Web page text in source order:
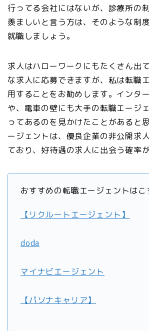
行ってる会社にはないが、診療所の
羨ましいと言う方は、そのような制
就職しましょう。
求人はハローワークにもたくさん出
な求人に応募できますが、私は転職
用することをお勧めします。インタ
や、電車の壁にも大手の転職エージ
ってあるのを見かけたことがあると
ージェントは、優良企業の非公開求
ており、好待遇の求人に出会う確率
おすすめの転職エージェントはこ
【リクルートエージェント】
doda
マイナビエージェント
【パソナキャリア】